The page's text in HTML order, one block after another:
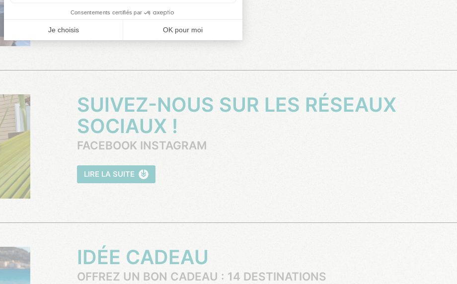
SUIVEZ-NOUS SUR LES RÉSEAUX
SOCIAUX !
FACEBOOK INSTAGRAM
LIRE LA SUITE
IDÉE CADEAU
OFFREZ UN BON CADEAU : 14 DESTINATIONS